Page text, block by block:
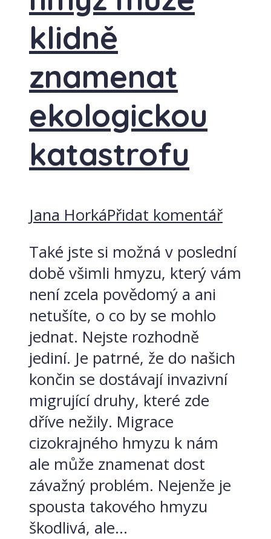
klidně
znamenat
ekologickou
katastrofu
Jana HorkáPřidat komentář
Také jste si možná v poslední
době všimli hmyzu, který vám
není zcela povědomý a ani
netušíte, o co by se mohlo
jednat. Nejste rozhodně
jediní. Je patrné, že do našich
končin se dostávají invazivní
migrující druhy, které zde
dříve nežily. Migrace
cizokrajného hmyzu k nám
ale může znamenat dost
závažný problém. Nejenže je
spousta takového hmyzu
škodlivá, ale...